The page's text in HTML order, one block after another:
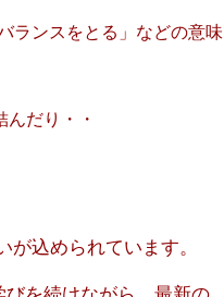
ランスをとる」などの意味
だり・・
込められています。